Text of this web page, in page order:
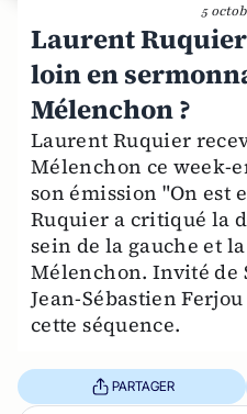
5
Laurent
loin en
Mélenchon ?
Laurent Ruquier
Mélenchon ce week-
son émission "On est
Ruquier a critiqué la
sein de la gauche et
Mélenchon. Invité de
Jean-Sébastien
cette séquence.
PARTAGER